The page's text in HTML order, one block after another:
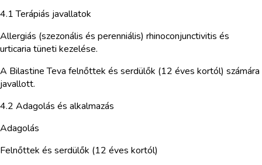
4.1 Terápiás javallatok
Allergiás (szezonális és perenniális) rhinoconjunctivitis és
urticaria tüneti kezelése.
A Bilastine Teva felnőttek és serdülők (12 éves kortól) számára
javallott.
4.2 Adagolás és alkalmazás
Adagolás
Felnőttek és serdülők (12 éves kortól)